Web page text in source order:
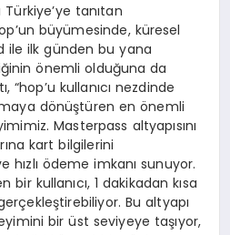
tanıtan
büyümesinde, küresel
ile ilk günden bu yana
önemli olduğuna da
“hop’u kullanıcı nezdinde
dönüştüren en önemli
Masterpass altyapısını
kart bilgilerini
ödeme imkanı sunuyor.
bir kullanıcı, 1 dakikadan kısa
Bu altyapı
bir üst seviyeye taşıyor,